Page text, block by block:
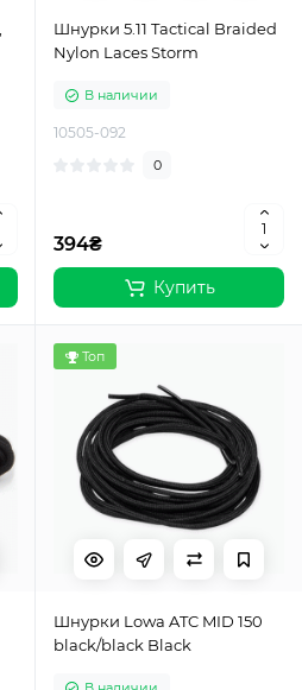
Шнурки 5.11 Tactical Braided
Nylon Laces Storm
В наличии
10505-092
0
394₴
Купить
Топ
Шнурки Lowa ATC MID 150
black/black Black